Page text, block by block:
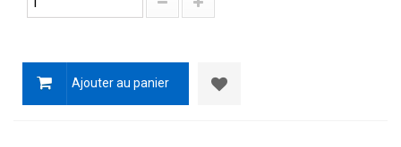
Ajouter au panier